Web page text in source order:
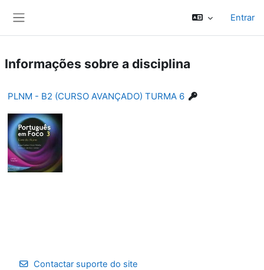
Entrar
Informações sobre a disciplina
PLNM - B2 (CURSO AVANÇADO) TURMA 6
Contactar suporte do site